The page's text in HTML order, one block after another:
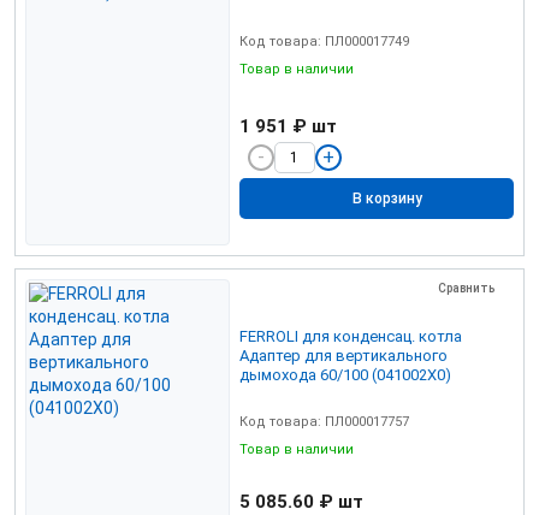
Код товара: ПЛ000017749
Товар в наличии
1 951 ₽ шт
В корзину
Сравнить
FERROLI для конденсац. котла
Адаптер для вертикального
дымохода 60/100 (041002X0)
Код товара: ПЛ000017757
Товар в наличии
5 085.60 ₽ шт